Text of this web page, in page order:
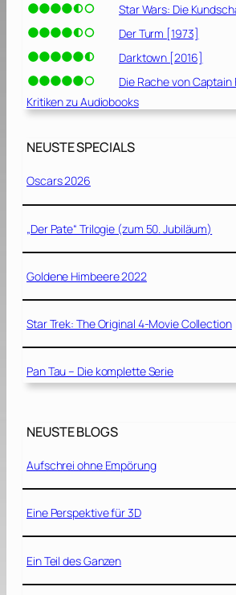
Star Wars: Die
Der Turm [1973]
Darktown [2016]
Die Rache von Captain
Kritiken zu Audiobooks
NEUSTE SPECIALS
Oscars 2026
„Der Pate“ Trilogie (zum 50. Jubiläum)
Goldene Himbeere 2022
Star Trek: The Original 4-Movie Collection
Pan Tau – Die komplette Serie
NEUSTE BLOGS
Aufschrei ohne Empörung
Eine Perspektive für 3D
Ein Teil des Ganzen